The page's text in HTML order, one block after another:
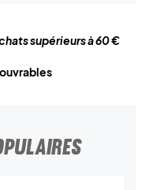
supérieurs à 60 €